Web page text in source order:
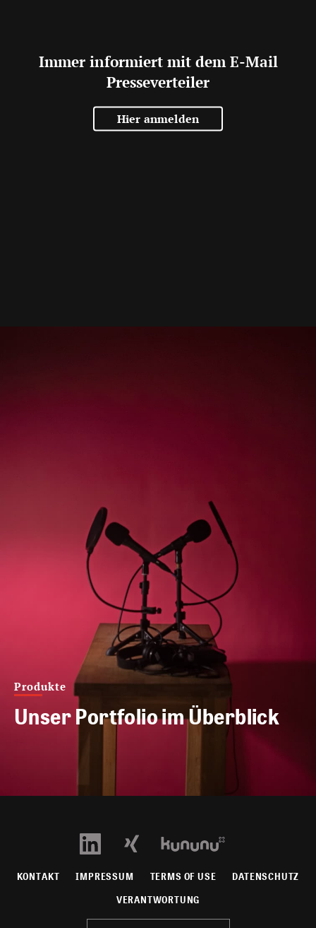
Immer informiert mit dem E-Mail
Presseverteiler
Hier anmelden
Produkte
Unser Portfolio im Überblick
KONTAKT IMPRESSUM TERMS OF USE DATENSCHUTZ
VERANTWORTUNG